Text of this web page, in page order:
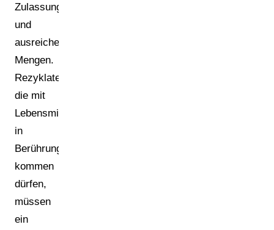
Zulassungen
und
ausreichende
Mengen.
Rezyklate,
die mit
Lebensmitteln
in
Berührung
kommen
dürfen,
müssen
ein